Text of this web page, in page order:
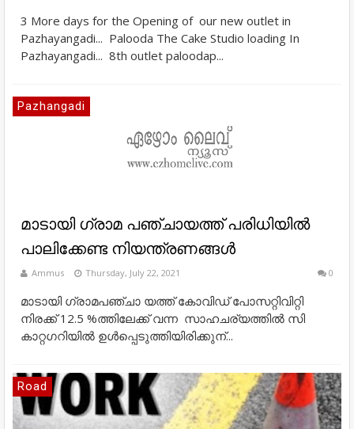
3 More days for the Opening of our new outlet in
Pazhayangadi... Palooda The Cake Studio loading In
Pazhayangadi... 8th outlet paloodap...
Pazhangadi
മാടായി ഗ്രാമ പഞ്ചായത്ത്‌ പരിധിയിൽ
പാലിക്കേണ്ട നിയന്ത്രണങ്ങൾ
Ammus Thursday, July 22, 2021 0
മാടായി ഗ്രാമപഞ്ചാ യത്ത് കോവിഡ് പോസറ്റിവിറ്റി
നിരക്ക് 12.5 %ത്തിലേക്ക് വന്ന സാഹചര്യത്തില്‍ സി
കാറ്റഗറിയിൽ ഉൾപ്പെടുത്തിയിരിക്കുന്...
Road